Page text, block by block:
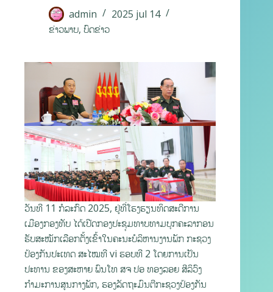
admin
2025 jul 14
ຂ່າວພາບ, ບົດຂ່າວ
ວັນທີ 11 ກໍລະກົດ 2025, ຢູ່ທີ່ໂຮງຮຽນທິດສະດີການ
ເມືອງກອງທັບ ໄດ້ເປີດກອງປະຊຸມທາບທາມບຸກຄະລາກອນ
ຮັບສະໝັກເລືອກຕັ້ງເຂົ້າໃນຄະນະບໍລິຫານງານພັກ ກະຊວງ
ປ້ອງກັນປະເທດ ສະໄໝທີ vi ຮອບທີ 2 ໂດຍການເປັນ
ປະທານ ຂອງສະຫາຍ ພົນໂທ ສຈ ປອ ທອງລອຍ ສີລິວົງ
ກຳມະການສູນກາງພັກ, ຮອງລັດຖະມົນຕີກະຊວງປ້ອງກັນ